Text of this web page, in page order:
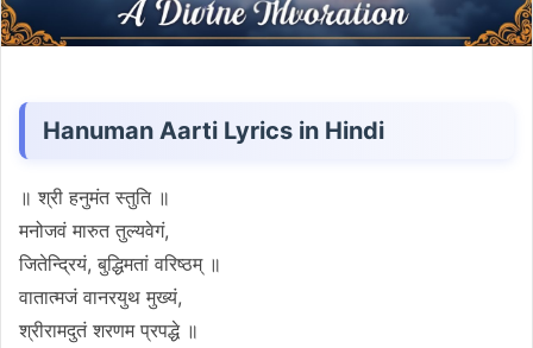
Hanuman Aarti Lyrics in Hindi
॥ श्री हनुमंत स्तुति ॥
मनोजवं मारुत तुल्यवेगं,
जितेन्द्रियं, बुद्धिमतां वरिष्ठम् ॥
वातात्मजं वानरयुथ मुख्यं,
श्रीरामदुतं शरणम प्रपद्धे ॥